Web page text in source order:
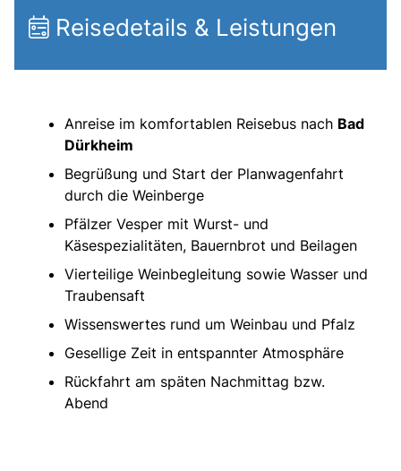
Reisedetails & Leistungen
Anreise im komfortablen Reisebus nach Bad
Dürkheim
Begrüßung und Start der Planwagenfahrt
durch die Weinberge
Pfälzer Vesper mit Wurst- und
Käsespezialitäten, Bauernbrot und Beilagen
Vierteilige Weinbegleitung sowie Wasser und
Traubensaft
Wissenswertes rund um Weinbau und Pfalz
Gesellige Zeit in entspannter Atmosphäre
Rückfahrt am späten Nachmittag bzw.
Abend